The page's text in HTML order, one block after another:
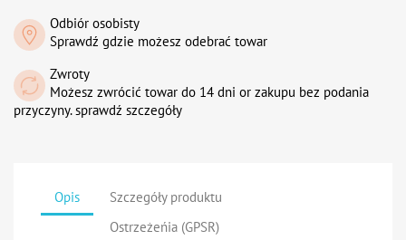
Odbiór osobisty
Sprawdź gdzie możesz odebrać towar
Zwroty
Możesz zwrócić towar do 14 dni or zakupu bez podania
przyczyny. sprawdź szczegóły
Opis
Szczegóły produktu
Ostrzeżeńia (GPSR)